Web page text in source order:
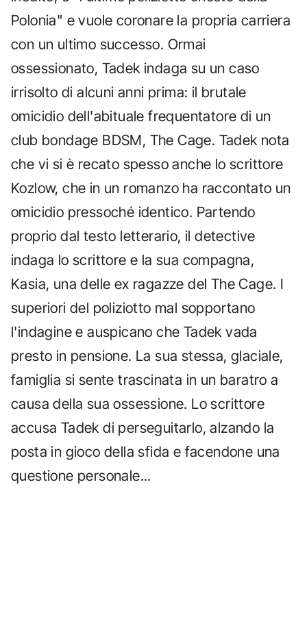
Polonia" e vuole coronare la propria carriera
con un ultimo successo. Ormai
ossessionato, Tadek indaga su un caso
irrisolto di alcuni anni prima: il brutale
omicidio dell'abituale frequentatore di un
club bondage BDSM, The Cage. Tadek nota
che vi si è recato spesso anche lo scrittore
Kozlow, che in un romanzo ha raccontato un
omicidio pressoché identico. Partendo
proprio dal testo letterario, il detective
indaga lo scrittore e la sua compagna,
Kasia, una delle ex ragazze del The Cage. I
superiori del poliziotto mal sopportano
l'indagine e auspicano che Tadek vada
presto in pensione. La sua stessa, glaciale,
famiglia si sente trascinata in un baratro a
causa della sua ossessione. Lo scrittore
accusa Tadek di perseguitarlo, alzando la
posta in gioco della sfida e facendone una
questione personale...